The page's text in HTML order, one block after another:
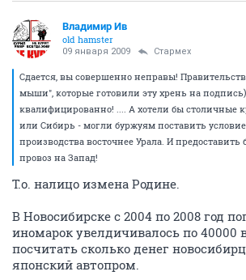
Владимир Ив
old hamster
09 января 2009 Стармех
Сдается, вы совершенно неправы!
мыши", которые готовили эту хрень на
квалифицированно! .... А хотели бы столичные
или Сибирь - могли буржуям поставить
производства восточнее Урала. И
провоз на Запад!
Т.о. налицо измена Родине.
В Новосибирске с 2004 по 2008 год
иномарок увелдичивалось по 40000
посчитать сколько денег
японский автопром.